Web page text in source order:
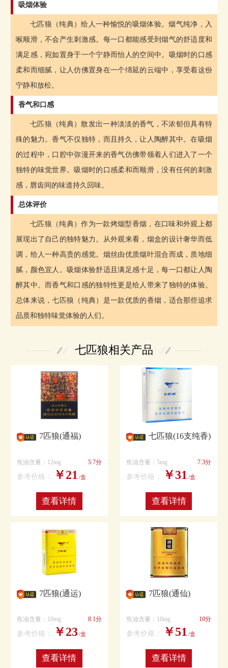
吸烟体验
七匹狼（纯典）给人一种愉悦的吸烟体验。烟气纯净，入
喉顺滑，不会产生刺激感。每一口都能感受到烟气的舒适度和
满足感，宛如置身于一个宁静而怡人的空间中。吸烟时的口感
柔和而细腻，让人仿佛置身在一个绵延的云端中，享受着这份
宁静和放松。
香气和口感
七匹狼（纯典）散发出一种淡淡的香气，不浓郁但具有特
殊的魅力。香气不仅独特，而且持久，让人陶醉其中。在吸烟
的过程中，口腔中弥漫开来的香气仿佛带领着人们进入了一个
独特的味觉世界。吸烟时的口感柔和而顺滑，没有任何的刺激
感，唇齿间的味道持久回味。
总体评价
七匹狼（纯典）作为一款烤烟型香烟，在口味和外观上都
展现出了自己的独特魅力。从外观来看，烟盒的设计奢华而低
调，给人一种高贵的感觉。烟丝由优质烟叶混合而成，质地细
腻，颜色宜人。吸烟体验舒适且满足感十足，每一口都让人陶
醉其中。而香气和口感的独特性更是给人带来了独特的体验。
总体来说，七匹狼（纯典）是一款优质的香烟，适合那些追求
品质和独特味觉体验的人们。
七匹狼相关产品
7匹狼(通福)
焦油含量：12mg 5.7分
参考价格： ￥21 /盒
查看详情
七匹狼(16支纯香)
焦油含量：5mg 7.3分
参考价格： ￥31 /盒
查看详情
7匹狼(通运)
焦油含量：10mg 8.1分
参考价格： ￥23/盒
查看详情
7匹狼(通仙)
焦油含量：10mg 10分
参考价格： ￥51 /盒
查看详情